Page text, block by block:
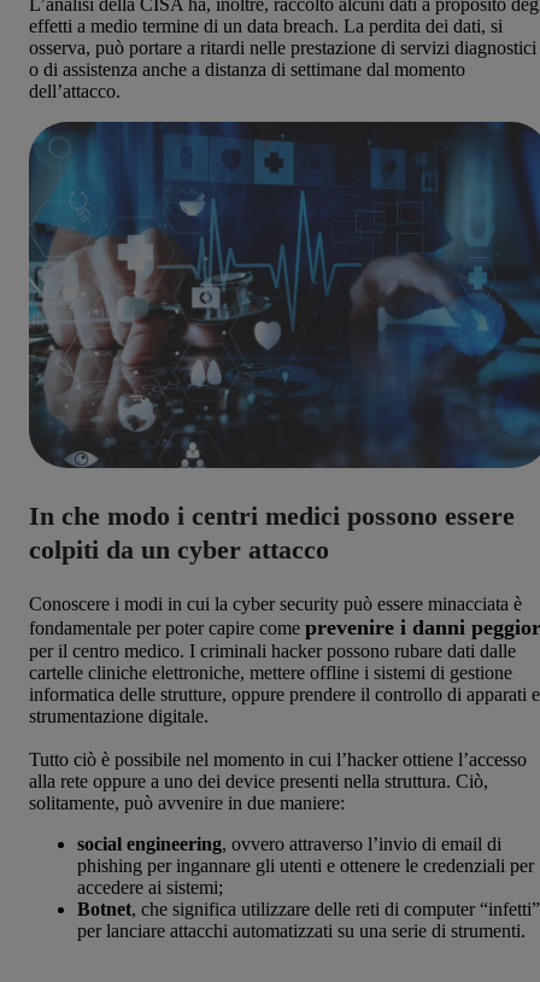
effetti a medio termine di un data breach. La perdita dei dati, si
osserva, può portare a ritardi nelle prestazione di servizi diagnostici
o di assistenza anche a distanza di settimane dal momento
dell’attacco.
In che modo i centri medici possono essere
colpiti da un cyber attacco
Conoscere i modi in cui la cyber security può essere minacciata è
fondamentale per poter capire come prevenire i danni
per il centro medico. I criminali hacker possono rubare dati dalle
cartelle cliniche elettroniche, mettere offline i sistemi di gestione
informatica delle strutture, oppure prendere il controllo di apparati e
strumentazione digitale.
Tutto ciò è possibile nel momento in cui l’hacker ottiene l’accesso
alla rete oppure a uno dei device presenti nella struttura. Ciò,
solitamente, può avvenire in due maniere:
social engineering, ovvero attraverso l’invio di email di
phishing per ingannare gli utenti e ottenere le credenziali per
accedere ai sistemi;
Botnet, che significa utilizzare delle reti di computer “infetti”
per lanciare attacchi automatizzati su una serie di strumenti.